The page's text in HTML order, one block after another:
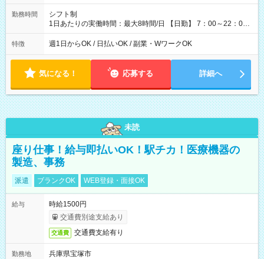
勤務時間
シフト制
1日あたりの実働時間：最大8時間/日 【日勤】 7：00～22：00
の間で4～8時間勤務（休憩時間は法定通り） ※週1日～OK ／ 1
日4時間から勤務OK ／ 夜勤なし ＊＊ 勤務時間例 ＊＊ ■7時
変動 ※曜日固定（毎週同じ曜日勤務）
特徴 週1日からOK / 日払いOK / 副業・WワークOK
気になる！ 応募する 詳細へ
未読
座り仕事！給与即払いOK！駅チカ！医療機器の
製造、事務
派遣 ブランクOK WEB登録・面接OK
給与
時給1500円
交通費別途支給あり
交通費 交通費支給有り
勤務地
兵庫県宝塚市